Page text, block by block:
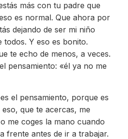
más con tu padre que
es normal. Que ahora por
dejando de ser mi niño
todos. Y eso es bonito.
te echo de menos, a veces.
pensamiento: «él ya no me
el pensamiento, porque es
que te acercas, me
me coges la mano cuando
frente antes de ir a trabajar.